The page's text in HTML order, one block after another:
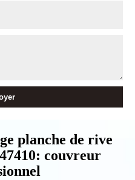
planche de rive
couvreur